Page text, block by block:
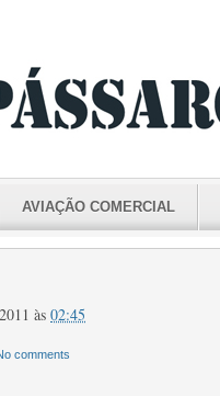
AVIAÇÃO COMERCIAL
às 02:45
comments